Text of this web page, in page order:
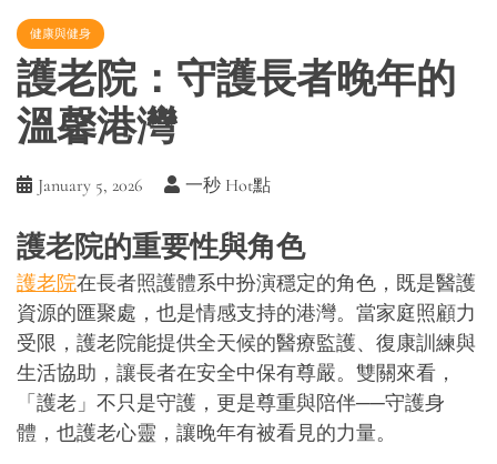
健康與健身
護老院：守護長者晚年的
溫馨港灣
January 5, 2026 一秒 Hot點
護老院的重要性與角色
護老院在長者照護體系中扮演穩定的角色，既是醫護
資源的匯聚處，也是情感支持的港灣。當家庭照顧力
受限，護老院能提供全天候的醫療監護、復康訓練與
生活協助，讓長者在安全中保有尊嚴。雙關來看，
「護老」不只是守護，更是尊重與陪伴──守護身
體，也護老心靈，讓晚年有被看見的力量。